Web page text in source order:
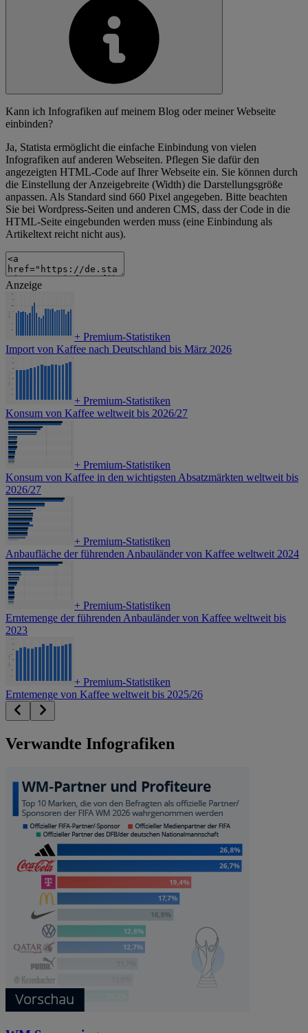
Kann ich Infografiken auf meinem Blog oder meiner Webseite
einbinden?
Ja, Statista ermöglicht die einfache Einbindung von vielen
Infografiken auf anderen Webseiten. Pflegen Sie dafür den
angezeigten HTML-Code auf Ihrer Webseite ein. Sie können durch
die Einstellung der Anzeigebreite (Width) die Darstellungsgröße
anpassen. Als Standard sind 660 Pixel angegeben. Bitte beachten
Sie bei Wordpress-Seiten und anderen CMS, dass der Code in die
HTML-Seite eingebunden werden muss (eine Einbindung als
Artikeltext reicht nicht aus).
Anzeige
+ Premium-Statistiken
Import von Kaffee nach Deutschland bis März 2026
+ Premium-Statistiken
Konsum von Kaffee weltweit bis 2026/27
+ Premium-Statistiken
Konsum von Kaffee in den wichtigsten Absatzmärkten weltweit bis
2026/27
+ Premium-Statistiken
Anbaufläche der führenden Anbauländer von Kaffee weltweit 2024
+ Premium-Statistiken
Erntemenge der führenden Anbauländer von Kaffee weltweit bis
2023
+ Premium-Statistiken
Erntemenge von Kaffee weltweit bis 2025/26
Verwandte Infografiken